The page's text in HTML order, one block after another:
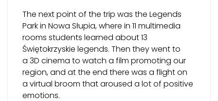
The next point of the trip was the Legends
Park in Nowa Słupia, where in 11 multimedia
rooms students learned about 13
Świętokrzyskie legends. Then they went to
a 3D cinema to watch a film promoting our
region, and at the end there was a flight on
a virtual broom that aroused a lot of positive
emotions.